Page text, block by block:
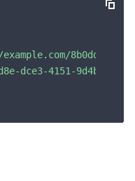
dce3-4151-9d4b-